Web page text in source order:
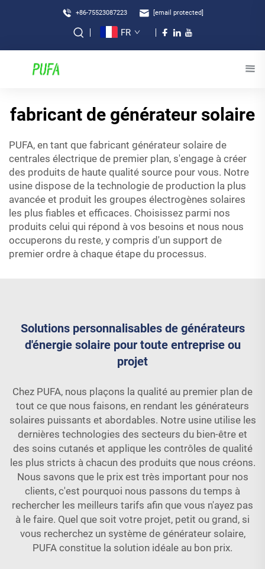
+86-75523087223 [email protected]
FR
fabricant de générateur solaire
PUFA, en tant que fabricant générateur solaire de
centrales électrique de premier plan, s'engage à créer
des produits de haute qualité source pour vous. Notre
usine dispose de la technologie de production la plus
avancée et produit les groupes électrogènes solaires
les plus fiables et efficaces. Choisissez parmi nos
produits celui qui répond à vos besoins et nous nous
occuperons du reste, y compris d'un support de
premier ordre à chaque étape du processus.
Solutions personnalisables de générateurs
d'énergie solaire pour toute entreprise ou
projet
Chez PUFA, nous plaçons la qualité au premier plan de
tout ce que nous faisons, en rendant les générateurs
solaires puissants et abordables. Notre usine utilise les
dernières technologies des secteurs du bien-être et
des soins cutanés et applique les contrôles de qualité
les plus stricts à chacun des produits que nous créons.
Nous savons que le prix est très important pour nos
clients, c'est pourquoi nous passons du temps à
rechercher les meilleurs tarifs afin que vous n'ayez pas
à le faire. Quel que soit votre projet, petit ou grand, si
vous recherchez un système de générateur solaire,
PUFA constitue la solution idéale au bon prix.